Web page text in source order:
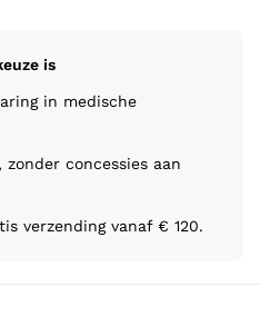
is
in medische
concessies aan
verzending vanaf € 120.